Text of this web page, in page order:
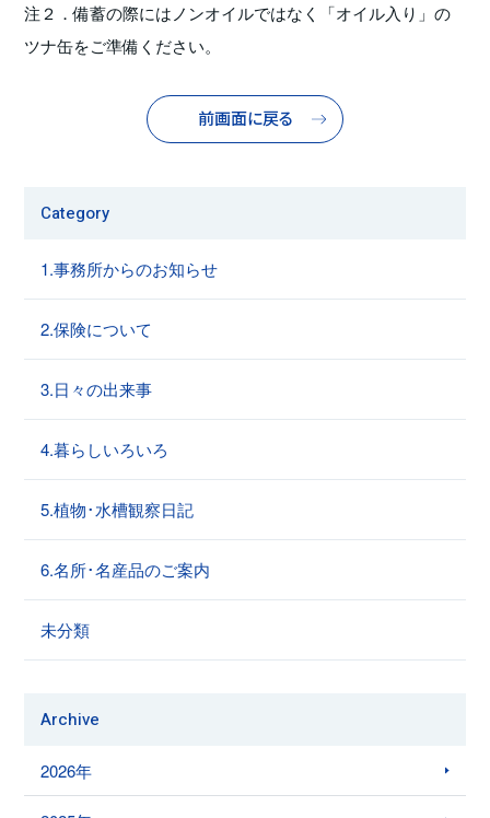
注２．備蓄の際にはノンオイルではなく「オイル入り」の
ツナ缶をご準備ください。
前画面に戻る
Category
1.事務所からのお知らせ
2.保険について
3.日々の出来事
4.暮らしいろいろ
5.植物･水槽観察日記
6.名所･名産品のご案内
未分類
Archive
2026年